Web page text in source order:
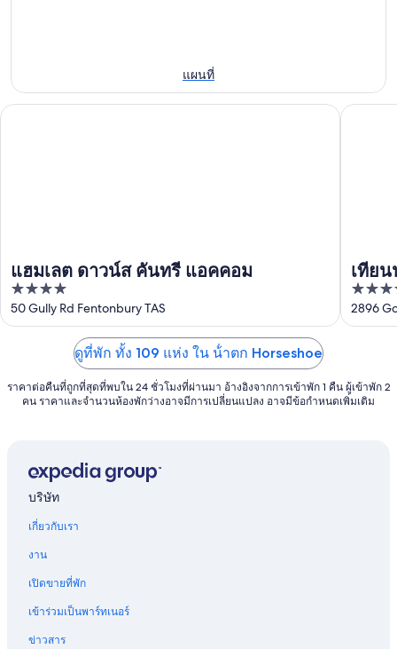
ส.ค.
14
ส.ค.
แผนที่
แฮมเลต ดาวน์ส คันทรี แอคคอม
4
out
of
50 Gully Rd Fentonbury TAS
แฮมเลต ดาวน์ส คันทรี แอคคอม
เทียน
3.5
out
of
2896
เทียนนา
ดูที่พัก ทั้ง 109 แห่ง ใน น้ําตก Horseshoe
ราคาต่อคืนที่ถูกที่สุดที่พบใน 24 ชั่วโมงที่ผ่านมา อ้างอิงจากการเข้าพัก 1 คืน ผู้เข้าพัก 2
คน ราคาและจำนวนห้องพักว่างอาจมีการเปลี่ยนแปลง อาจมีข้อกำหนดเพิ่มเติม
บริษัท
เกี่ยวกับเรา
งาน
เปิดขายที่พัก
เข้าร่วมเป็นพาร์ทเนอร์
ข่าวสาร